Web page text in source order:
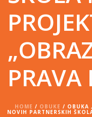
PRAVA
HOME / OBUKE / OBUKA
NOVIH PARTNERSKIH